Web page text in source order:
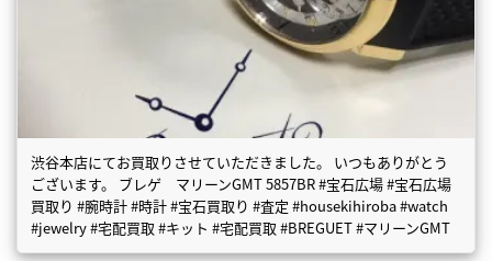
渋谷本店にてお買取りさせていただきました。 いつもありがとう
ございます。 ブレゲ マリーンGMT 5857BR #宝石広場 #宝石広場
買取り #腕時計 #時計 #宝石買取り #査定 #housekihiroba #watch
#jewelry #宅配買取 #キット #宅配買取 #BREGUET #マリーンGMT